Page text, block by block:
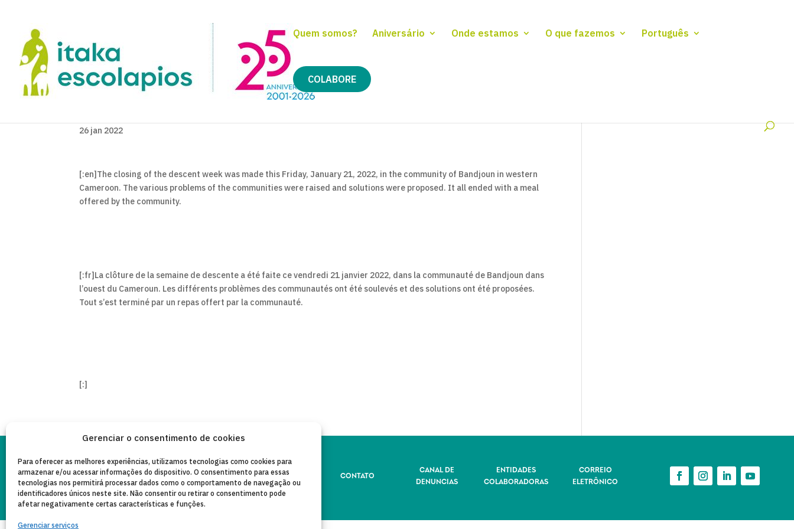
Gerenciar o consentimento de cookies
Para oferecer as melhores experiências, utilizamos tecnologias como cookies para
armazenar e/ou acessar informações do dispositivo. O consentimento para essas
tecnologias nos permitirá processar dados como o comportamento de navegação ou
identificadores únicos neste site. Não consentir ou retirar o consentimento pode
afetar negativamente certas características e funções.
Gerenciar serviços
Quem somos? Aniversário Onde estamos O que fazemos Português
COLABORE
26 jan 2022
[:en]The closing of the descent week was made this Friday, January 21, 2022, in the community of Bandjoun in western
Cameroon. The various problems of the communities were raised and solutions were proposed. It all ended with a meal
offered by the community.
[:fr]La clôture de la semaine de descente a été faite ce vendredi 21 janvier 2022, dans la communauté de Bandjoun dans
l’ouest du Cameroun. Les différents problèmes des communautés ont été soulevés et des solutions ont été proposées.
Tout s’est terminé par un repas offert par la communauté.
[:]
Copyleft 2025Itaka-Escolapios AVISO LEGAL
POLÍTICA DE
PRIVACIDADE
CONTATO
CANAL DE
DENUNCIAS
ENTIDADES
COLABORADORAS
CORREIO
ELETRÔNICO